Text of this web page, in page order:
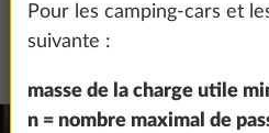
Pour les camping-cars et
suivante :
masse de la charge utile
n = nombre maximal de